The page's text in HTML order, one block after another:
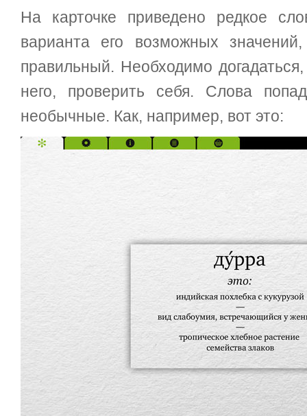
На карточке приведено редкое
варианта его возможных
правильный. Необходимо
него, проверить себя. Слова
необычные. Как, например, вот это: